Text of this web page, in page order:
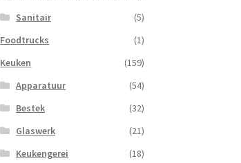
Sanitair
(5)
Foodtrucks
(1)
Keuken
(159)
Apparatuur
(54)
Bestek
(32)
Glaswerk
(21)
Keukengerei
(18)